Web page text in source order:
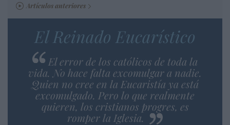
Artículos anteriores
El Reinado Eucarístico
El error de los católicos de toda la
vida. No hace falta excomulgar a nadie.
Quien no cree en la Eucaristía ya está
excomulgado. Pero lo que realmente
quieren, los cristianos progres, es
romper la Iglesia.